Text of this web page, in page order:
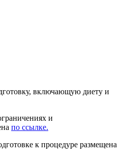
включающую диету и
и
по ссылке.
к процедуре размещена